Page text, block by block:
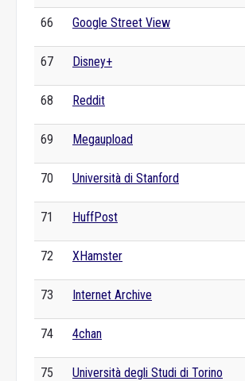
66 Google Street View
67 Disney+
68 Reddit
69 Megaupload
70 Università di Stanford
71 HuffPost
72 XHamster
73 Internet Archive
74 4chan
75 Università degli Studi di Torino